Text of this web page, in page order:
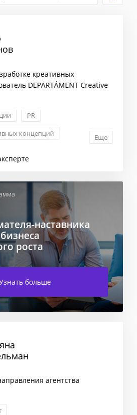
креативных
DEPARTÁMENT Creative
PR
концепций
Еще
наставника
роста
больше
агентства